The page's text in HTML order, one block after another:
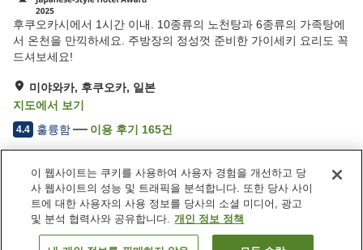
후쿠오카시에서 1시간 이내. 10종류의 노천탕과 6종류의 가족탕에
서 온천을 만끽하세요. 주방장의 정성껏 준비한 가이세키 요리도 꼭
드셔보세요!
미야와카, 후쿠오카, 일본
지도에서 보기
4.4 훌륭함 이용 후기 165건
숙소 편의 시설/서비스
주차장
사우나
스파 / 미용실
레스토랑
이 웹사이트는 쿠키를 사용하여 사용자 경험을 개선하고 당
사 웹사이트의 성능 및 트래픽을 분석합니다. 또한 당사 사이
트에 대한 사용자의 사용 정보를 당사의 소셜 미디어, 광고
및 분석 협력사와 공유합니다. 개인 정보 정책